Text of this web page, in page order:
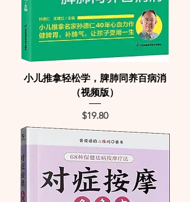
小儿推拿轻松学，脾肺同养百病消
（视频版）
Price
$19.80